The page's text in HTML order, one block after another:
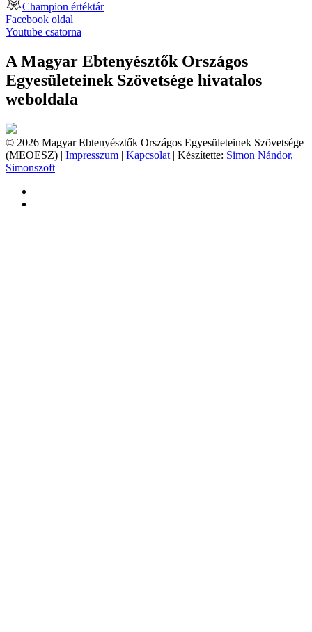
Champion értéktár
Facebook oldal
Youtube csatorna
A Magyar Ebtenyésztők Országos
Egyesületeinek Szövetsége hivatalos
weboldala
© 2026 Magyar Ebtenyésztők Országos Egyesületeinek Szövetsége
(MEOESZ) | Impresszum | Kapcsolat | Készítette: Simon Nándor,
Simonszoft